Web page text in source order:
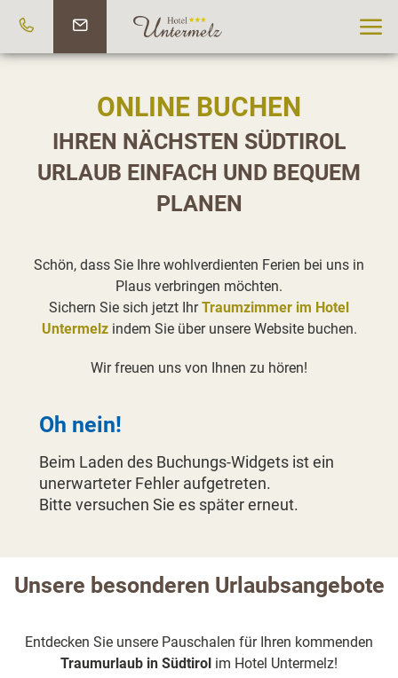
ONLINE BUCHEN
IHREN NÄCHSTEN SÜDTIROL
URLAUB EINFACH UND BEQUEM
PLANEN
Schön, dass Sie Ihre wohlverdienten Ferien bei uns in
Plaus verbringen möchten.
Sichern Sie sich jetzt IhrTraumzimmer im Hotel
Untermelzindem Sie über unsere Website buchen.
Wir freuen uns von Ihnen zu hören!
Oh nein!
Beim Laden des Buchungs-Widgets ist ein
unerwarteter Fehler aufgetreten.
Bitte versuchen Sie es später erneut.
Unsere besonderen Urlaubsangebote
Entdecken Sie unsere Pauschalen für Ihren kommenden
Traumurlaub in Südtirol im Hotel Untermelz!